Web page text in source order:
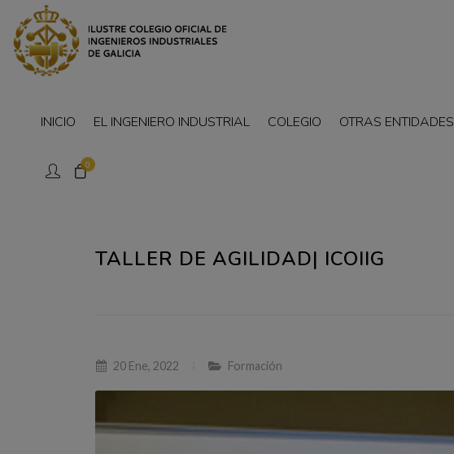
0
INICIO EL INGENIERO INDUSTRIAL COLEGIO OTRAS ENTIDADES
TALLER DE AGILIDAD| ICOIIG
20 Ene, 2022 Formación